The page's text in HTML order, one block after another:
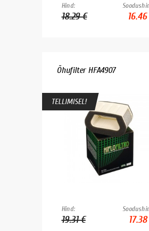
Hind:
18.29 €
Õhufilter HFA4907
TELLIMISEL!
Hind:
19.31 €